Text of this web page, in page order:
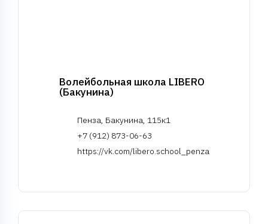
Волейбольная школа LIBERO
(Бакунина)
Пенза, Бакунина, 115к1
+7 (912) 873-06-63
https://vk.com/libero.school_penza